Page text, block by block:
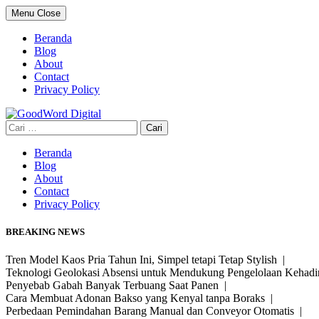
Skip
to
content
Menu Close
Beranda
Blog
About
Contact
Privacy Policy
Cari
untuk:
Beranda
Blog
About
Contact
Privacy Policy
BREAKING NEWS
Tren Model Kaos Pria Tahun Ini, Simpel tetapi Tetap Stylish |
Teknologi Geolokasi Absensi untuk Mendukung Pengelolaan
Penyebab Gabah Banyak Terbuang Saat Panen |
Cara Membuat Adonan Bakso yang Kenyal tanpa Boraks |
Perbedaan Pemindahan Barang Manual dan Conveyor Otomatis |